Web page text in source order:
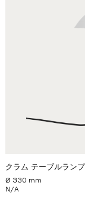
クラム テーブルランプ
Ø 330 mm
N/A